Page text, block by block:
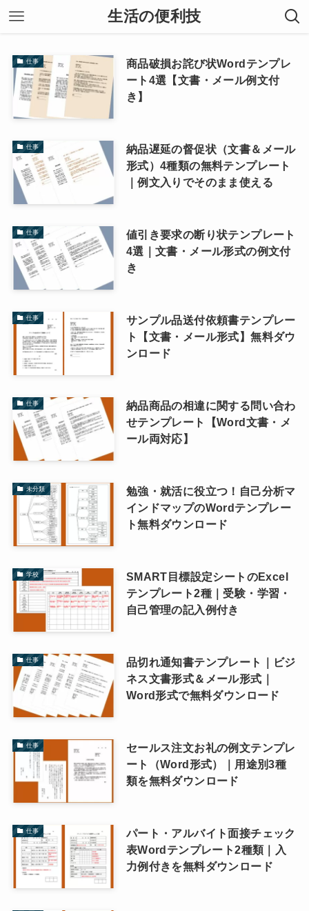
生活の便利技
仕事
商品破損お詫び状Wordテンプレ
ート4選【文書・メール例文付
き】
仕事
納品遅延の督促状（文書＆メール
形式）4種類の無料テンプレート
｜例文入りでそのまま使える
仕事
値引き要求の断り状テンプレート
4選｜文書・メール形式の例文付
き
仕事
サンプル品送付依頼書テンプレー
ト【文書・メール形式】無料ダウ
ンロード
仕事
納品商品の相違に関する問い合わ
せテンプレート【Word文書・メ
ール両対応】
未分類
勉強・就活に役立つ！自己分析マ
インドマップのWordテンプレー
ト無料ダウンロード
学校
SMART目標設定シートのExcel
テンプレート2種｜受験・学習・
自己管理の記入例付き
仕事
品切れ通知書テンプレート｜ビジ
ネス文書形式＆メール形式｜
Word形式で無料ダウンロード
仕事
セールス注文お礼の例文テンプレ
ート（Word形式）｜用途別3種
類を無料ダウンロード
仕事
パート・アルバイト面接チェック
表Wordテンプレート2種類｜入
力例付きを無料ダウンロード